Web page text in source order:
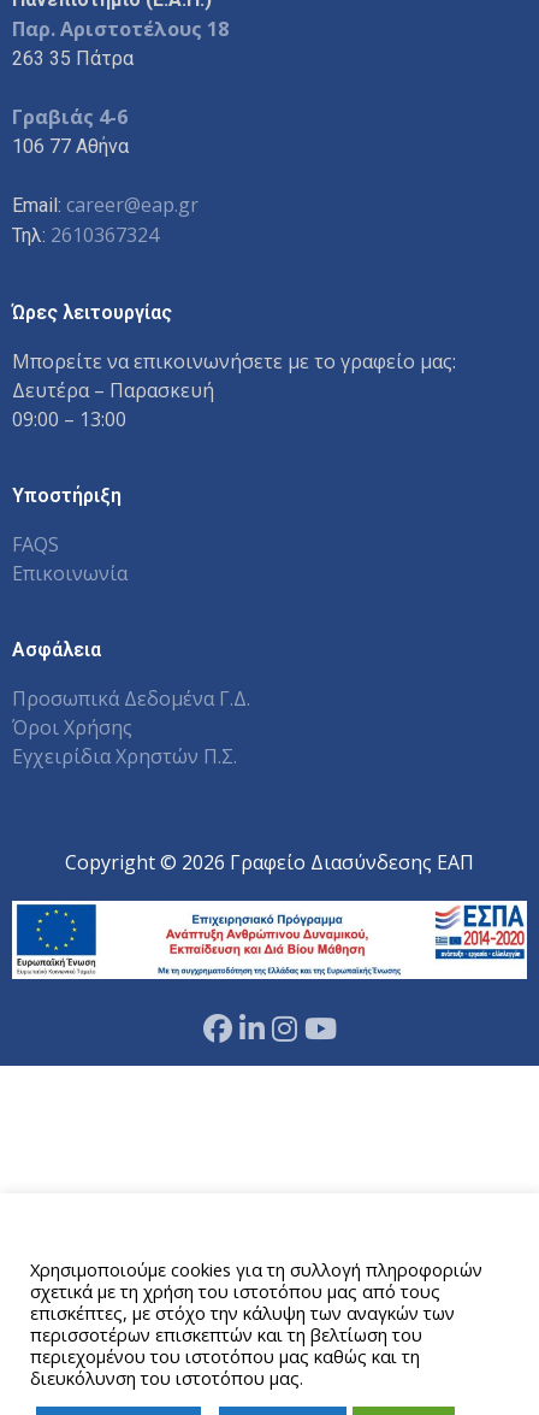
Παρ. Αριστοτέλους 18
263 35 Πάτρα
Γραβιάς 4-6
106 77 Αθήνα
Email: career@eap.gr
Τηλ: 2610367324
Ώρες λειτουργίας
Μπορείτε να επικοινωνήσετε με το γραφείο μας:
Δευτέρα – Παρασκευή
09:00 – 13:00
Υποστήριξη
FAQS
Επικοινωνία
Ασφάλεια
Προσωπικά Δεδομένα Γ.Δ.
Όροι Χρήσης
Εγχειρίδια Χρηστών Π.Σ.
Copyright © 2026 Γραφείο Διασύνδεσης ΕΑΠ
Χρησιμοποιούμε cookies για τη συλλογή πληροφοριών
σχετικά με τη χρήση του ιστοτόπου μας από τους
επισκέπτες, με στόχο την κάλυψη των αναγκών των
περισσοτέρων επισκεπτών και τη βελτίωση του
περιεχομένου του ιστοτόπου μας καθώς και τη
διευκόλυνση του ιστοτόπου μας.